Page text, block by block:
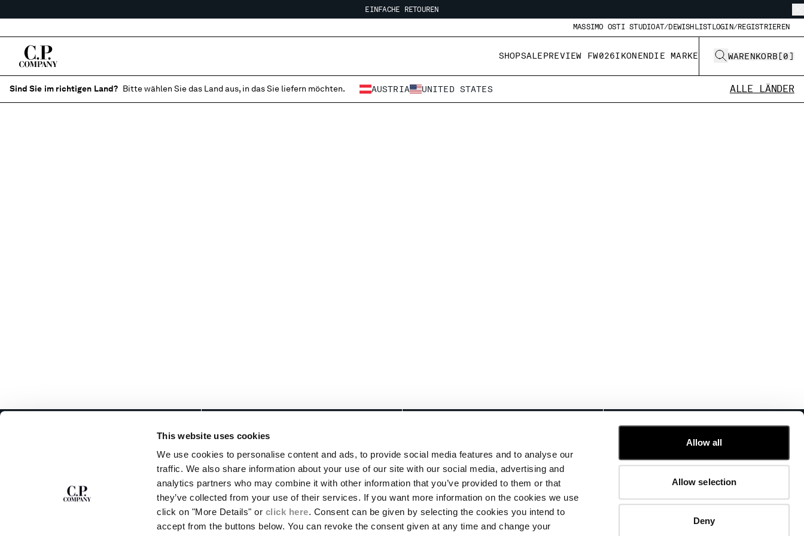
This website uses cookies
We use cookies to personalise content and ads, to provide social media features and to analyse our
traffic. We also share information about your use of our site with our social media, advertising and
analytics partners who may combine it with other information that you’ve provided to them or that
they’ve collected from your use of their services. If you want more information on the cookies we use
click on "More Details" or click here. Consent can be given by selecting the cookies you intend to
accept from the buttons below. You can revoke the consent given at any time and change your
Allow all
Allow selection
Deny
EINFACHE RETOUREN
EINFACHE RETOUREN
MASSIMO OSTI STUDIOAT/DEWISHLISTLOGIN/REGISTRIEREN
SHOPSALEPREVIEW FW026IKONENDIE MARKE WARENKORB [0]
Sind Sie im richtigen Land? Bitte wählen Sie das Land aus, in das Sie liefern möchten. AUSTRIA UNITED STATES ALLE LÄNDER
Treten Sie unserer Community bei und erhalten
Sie Zugang zu exklusiven Inhalten, Vorschauen
und Sonderangeboten. Für Sie 10 % Rabatt auf
STÜCKFÄRBUNG
LEGENDÄRE KLEIDUNGSSTÜCKE
LINSEN-ZERTIFIZIERUNG
KARRIERE
PROGRAMM FÜR UMWELT- UND SOZIALVERANTWORTUNG
ALLGEMEINE VERKAUFSBEDINGUNGEN
RÜCKSENDUNGEN
ZAHLUNGSMETHODEN
ALLGEMEINE NUTZUNGSBEDINGUNGEN
KUNDENSERVICE
BESTELLUNGEN UND RÜCKSENDUNGEN
UNTERNEHMENSINFORMATIONEN
KONTAKTIEREN SIE UNS